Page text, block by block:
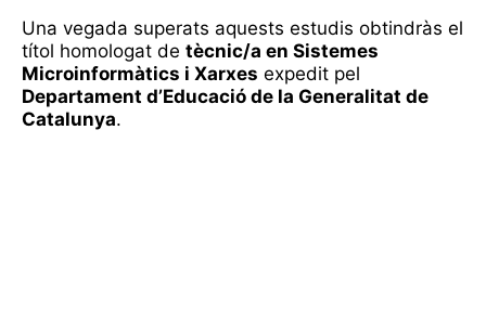
Una vegada superats aquests estudis obtindràs el
títol homologat de tècnic/a en Sistemes
Microinformàtics i Xarxes expedit pel
Departament d’Educació de la Generalitat de
Catalunya.